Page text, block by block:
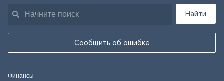
Найти
Сообщить об ошибке
Финансы